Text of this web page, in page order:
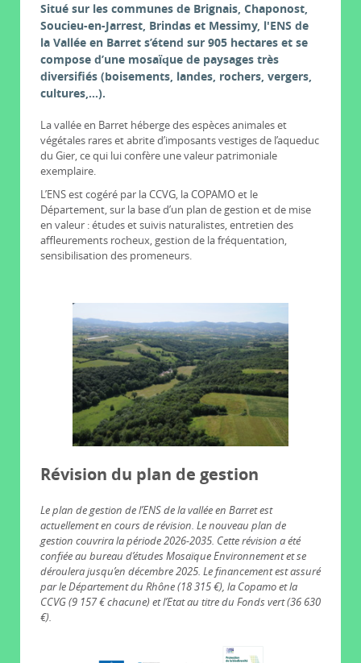
Situé sur les communes de Brignais, Chaponost,
Soucieu-en-Jarrest, Brindas et Messimy, l'ENS de
la Vallée en Barret s’étend sur 905 hectares et se
compose d’une mosaïque de paysages très
diversifiés (boisements, landes, rochers, vergers,
cultures,…).
La vallée en Barret héberge des espèces animales et
végétales rares et abrite d’imposants vestiges de l’aqueduc
du Gier, ce qui lui confère une valeur patrimoniale
exemplaire.
L’ENS est cogéré par la CCVG, la COPAMO et le
Département, sur la base d’un plan de gestion et de mise
en valeur : études et suivis naturalistes, entretien des
affleurements rocheux, gestion de la fréquentation,
sensibilisation des promeneurs.
Révision du plan de gestion
Le plan de gestion de l’ENS de la vallée en Barret est
actuellement en cours de révision. Le nouveau plan de
gestion couvrira la période 2026-2035. Cette révision a été
confiée au bureau d’études Mosaïque Environnement et se
déroulera jusqu’en décembre 2025. Le financement est assuré
par le Département du Rhône (18 315 €), la Copamo et la
CCVG (9 157 € chacune) et l’Etat au titre du Fonds vert (36 630
€).